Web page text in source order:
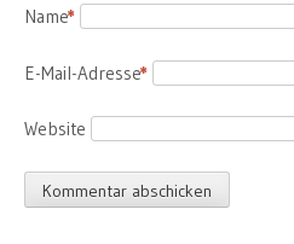
Name
*
E-Mail-Adresse
*
Website